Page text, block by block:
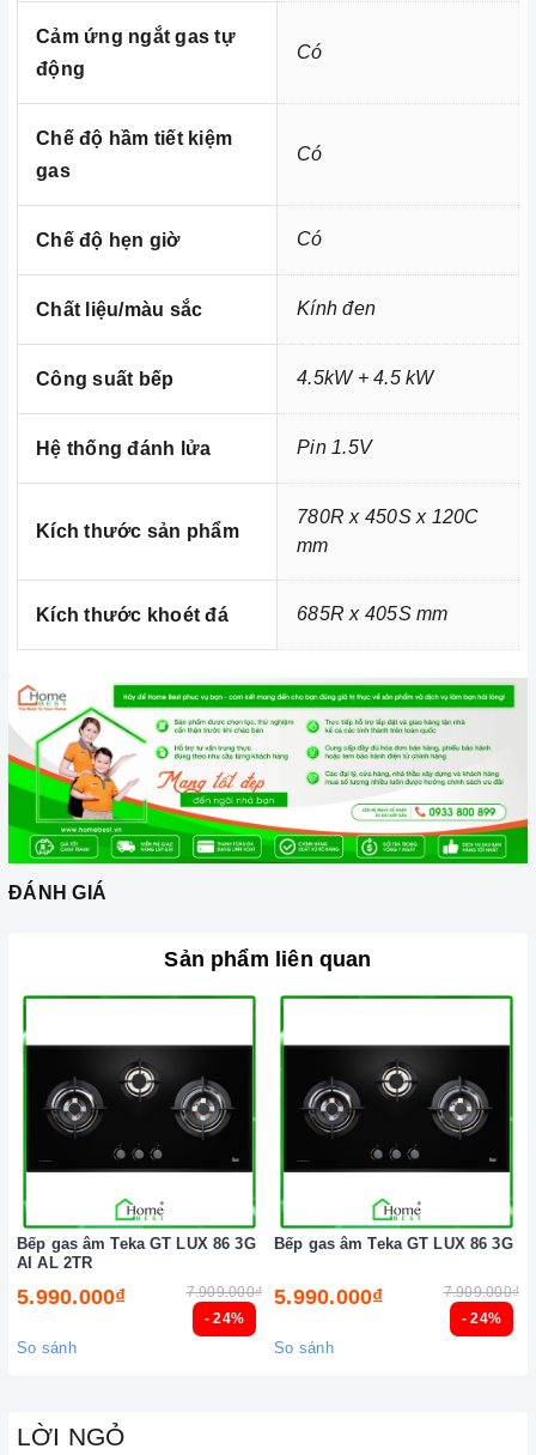
Chúng tôi không chỉ biết bán mà còn quan tâm đến trải nghiệm
sản phẩm và các dịch vụ sau bán hàng, b
ên cạnh việc cung
cấp và phân phối các thiết bị nhà bếp cao cấp thì vấn đề bảo trì
Thiết bị nhà bếp có sự cố hãy gọi ngay cho
Cảm ứng ngắt gas tự
động
Có
Chế độ hầm tiết kiệm
gas
Có
Chế độ hẹn giờ Có
Chất liệu/màu sắc Kính đen
Công suất bếp 4.5kW + 4.5 kW
Hệ thống đánh lửa Pin 1.5V
Kích thước sản phẩm
780R x 450S x 120C
mm
Kích thước khoét đá 685R x 405S mm
ĐÁNH GIÁ
Sản phẩm liên quan
- 24%
Bếp gas âm Teka GT LUX 86 3G
AI AL 2TR
5.990.000₫ 7.909.000₫
So sánh
- 24%
Bếp gas âm Teka GT LUX 86 3G
5.990.000₫ 7.909.000₫
So sánh
LỜI NGỎ